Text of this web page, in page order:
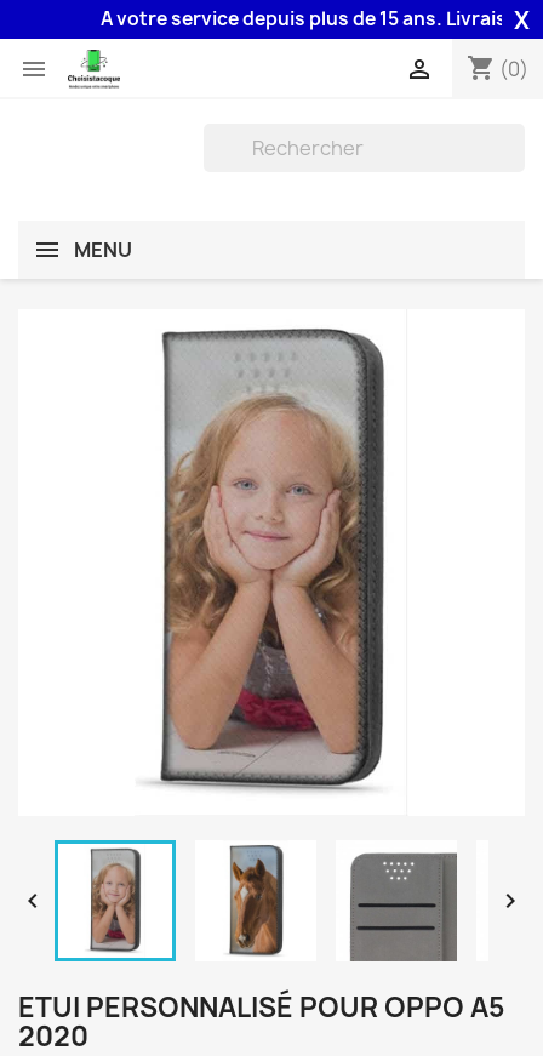
A votre service depuis plus de 15 ans. Livraison X
 shopping_cart (0)

MENU
 
ETUI PERSONNALISÉ POUR OPPO A5
2020